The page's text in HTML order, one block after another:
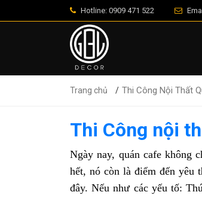
Hotline: 0909 471 522
Trang chủ Thi Công Nội Thất
Thi Công nội
Ngày nay, quán cafe không
hết, nó còn là điểm đến yêu
đây. Nếu như các yếu tố: